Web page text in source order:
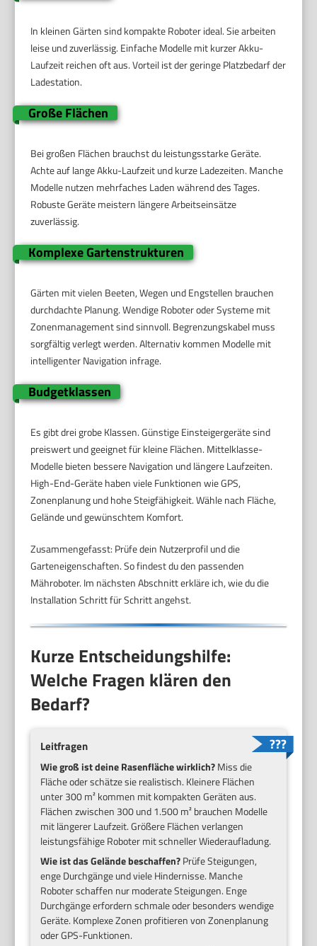
In kleinen Gärten sind kompakte Roboter ideal. Sie arbeiten
leise und zuverlässig. Einfache Modelle mit kurzer Akku-
Laufzeit reichen oft aus. Vorteil ist der geringe Platzbedarf der
Ladestation.
Große Flächen
Bei großen Flächen brauchst du leistungsstarke Geräte.
Achte auf lange Akku-Laufzeit und kurze Ladezeiten. Manche
Modelle nutzen mehrfaches Laden während des Tages.
Robuste Geräte meistern längere Arbeitseinsätze
zuverlässig.
Komplexe Gartenstrukturen
Gärten mit vielen Beeten, Wegen und Engstellen brauchen
durchdachte Planung. Wendige Roboter oder Systeme mit
Zonenmanagement sind sinnvoll. Begrenzungskabel muss
sorgfältig verlegt werden. Alternativ kommen Modelle mit
intelligenter Navigation infrage.
Budgetklassen
Es gibt drei grobe Klassen. Günstige Einsteigergeräte sind
preiswert und geeignet für kleine Flächen. Mittelklasse-
Modelle bieten bessere Navigation und längere Laufzeiten.
High-End-Geräte haben viele Funktionen wie GPS,
Zonenplanung und hohe Steigfähigkeit. Wähle nach Fläche,
Gelände und gewünschtem Komfort.
Zusammengefasst: Prüfe dein Nutzerprofil und die
Garteneigenschaften. So findest du den passenden
Mähroboter. Im nächsten Abschnitt erkläre ich, wie du die
Installation Schritt für Schritt angehst.
Kurze Entscheidungshilfe:
Welche Fragen klären den
Bedarf?
Leitfragen
Wie groß ist deine Rasenfläche wirklich?Miss die
Fläche oder schätze sie realistisch. Kleinere Flächen
unter 300 m² kommen mit kompakten Geräten aus.
Flächen zwischen 300 und 1.500 m² brauchen Modelle
mit längerer Laufzeit. Größere Flächen verlangen
leistungsfähige Roboter mit schneller Wiederaufladung.
Wie ist das Gelände beschaffen?Prüfe Steigungen,
enge Durchgänge und viele Hindernisse. Manche
Roboter schaffen nur moderate Steigungen. Enge
Durchgänge erfordern schmale oder besonders wendige
Geräte. Komplexe Zonen profitieren von Zonenplanung
oder GPS-Funktionen.